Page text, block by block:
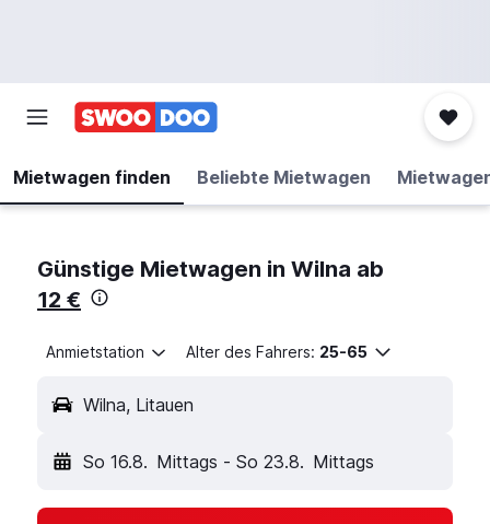
Mietwagen finden Beliebte Mietwagen
Günstige Mietwagen in Wilna ab
12 €
Anmietstation Alter des Fahrers: 25-65
Wilna, Litauen
So 16.8. Mittags - So 23.8. Mittags